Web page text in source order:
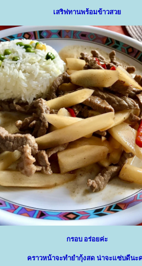
เสริฟทานพร้อมข้าวสว
กรอบ อร่อยค่ะ
คราวหน้าจะทำยำกุ้งสด น่าจะแซ่บดีนะ